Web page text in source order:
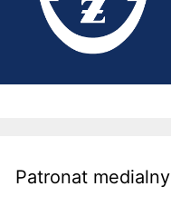
Patronat medialny